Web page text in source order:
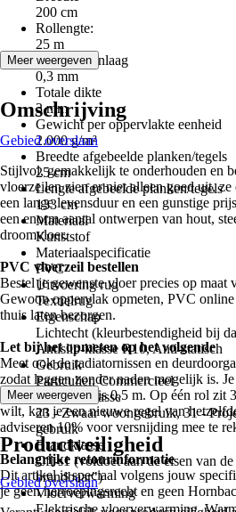
200 cm
Rollengte:
25 m
Dikte bovenlaag
0,3 mm
Totale dikte
3 mm
Gewicht per oppervlakte eenheid
2.000 g/m²
Breedte afgebeelde planken/tegels
25 cm
Lengte afgebeelde planken/tegels
133 cm
Materiaal
Kunststof
Materiaalspecificatie
PVC
Uitvoering rug
Textielrug
Eigenschap
Lichtecht (kleurbestendigheid bij
Antislip-klasse R10, Anti-statisch
Gebruik
Particulier, Commercieel
Gebruiksklasse
23 - Zwaar woongebruik, 31 -
gebruik
Brandklasse
Cfl-s1 (voldoet aan de eisen van
brandbaar")
Vloerverwarming
Elektrische vloerverwarming,
Meer weergeven
Omschrijving
Gebied overslaan
Stijlvol, gemakkelijk te onderhouden en
vloerzeilen zien er niet alleen goed uit,
een lange levensduur en een gunstige
een enorm aantal ontwerpen van hout,
droomvloer.
PVC vloerzeil bestellen
Bestel je gewenste vloer precies op maat
Gewoon oppervlak opmeten, PVC
thuis laten bezorgen.
Let bij het opmeten op het volgende
Meet ook de radiatornissen en
zodat leggen zonder naden mogelijk is.
minimumafname is 0,5 m. Op één rol zit
wilt, kan je een nieuwe regel van
adviseren 10% voor versnijding mee te
Belangrijke retourinformatie
Dit artikel is speciaal volgens jouw
je geen herroepingsrecht en geen
Meer weergeven
Productveiligheid
Gebied overslaan